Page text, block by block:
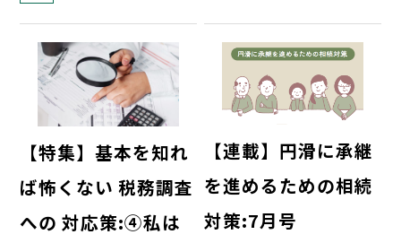
【特集】基本を知れ
ば怖くない 税務調査
への 対応策:④私は
【連載】円滑に承継
を進めるための相続
対策:7月号